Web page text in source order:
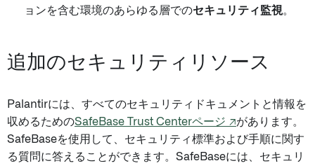
ョンを含む環境のあらゆる層でのセキュリティ監視。
追加のセキュリティリソース
Palantirには、すべてのセキュリティドキュメントと情報を
収めるためのSafeBase Trust Centerページ ↗があります。
SafeBaseを使用して、セキュリティ標準および手順に関す
る質問に答えることができます。SafeBaseには、セキュリ